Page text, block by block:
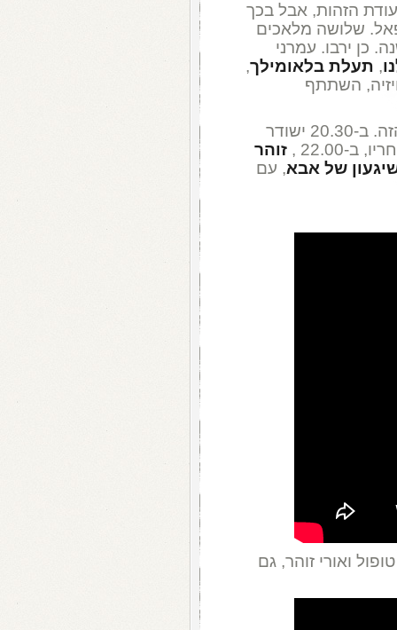
הזהות, אבל בכך
שלושה מלאכים
אחד, שהיום מלאו לו 80 שנה. כן ירבו. עמרני
, תעלת בלאומילך,
השתתף
ב-22.00 ,
זוהר
של אבא, עם
ואורי זוהר, גם